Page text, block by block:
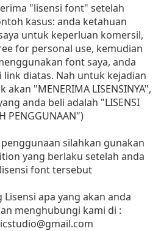
"lisensi font" setelah
kasus: anda ketahuan
untuk keperluan komersil,
for personal use, kemudian
font saya, anda
link diatas. Nah untuk kejadian
"MENERIMA LISENSINYA",
anda beli adalah "LISENSI
PENGGUNAAN")
silahkan gunakan
yang berlaku setelah anda
font tersebut
apa yang akan anda
menghubungi kami di :